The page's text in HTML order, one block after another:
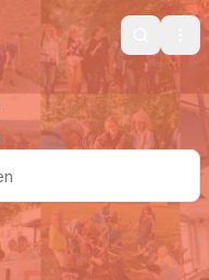
Search